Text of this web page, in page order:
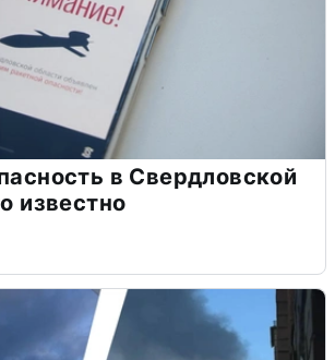
в Свердловской
известно